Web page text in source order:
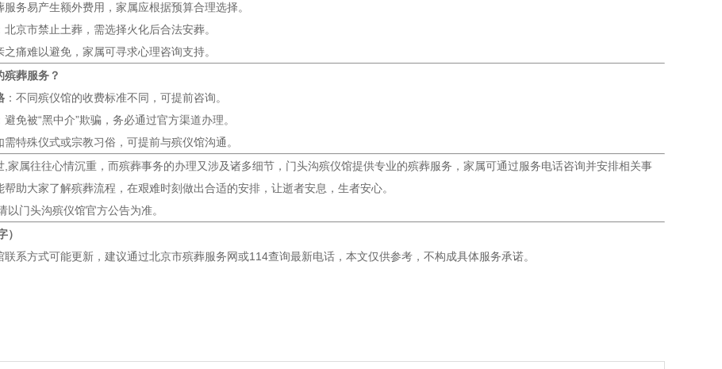
服务易产生额外费用，家属应根据预算合理选择。
北京市禁止土葬，需选择火化后合法安葬。
之痛难以避免，家属可寻求心理咨询支持。
殡葬服务？
：不同殡仪馆的收费标准不同，可提前咨询。
避免被“黑中介”欺骗，务必通过官方渠道办理。
需特殊仪式或宗教习俗，可提前与殡仪馆沟通。
,家属往往心情沉重，而殡葬事务的办理又涉及诸多细节，门头沟殡仪馆提供专业的殡葬服务，家属可通过服务电话咨询并安排相关事
帮助大家了解殡葬流程，在艰难时刻做出合适的安排，让逝者安息，生者安心。
以门头沟殡仪馆官方公告为准。
）
联系方式可能更新，建议通过北京市殡葬服务网或114查询最新电话，本文仅供参考，不构成具体服务承诺。